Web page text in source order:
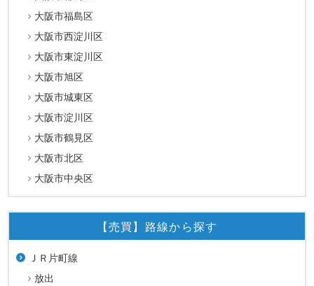
大阪市福島区
大阪市西淀川区
大阪市東淀川区
大阪市旭区
大阪市城東区
大阪市淀川区
大阪市鶴見区
大阪市北区
大阪市中央区
【売買】路線から探す
ＪＲ片町線
放出